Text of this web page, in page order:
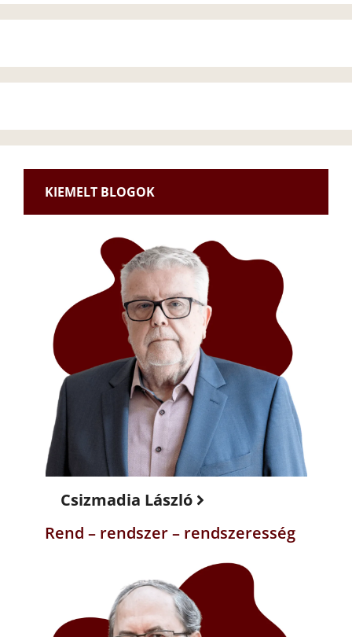
KIEMELT BLOGOK
Csizmadia László
Rend – rendszer – rendszeresség